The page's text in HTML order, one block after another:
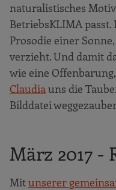
naturalistisches
BetriebsKLIMA
Prosodie einer
verzieht. Und damit
wie eine
Claudiauns die
Bilddatei
März 2017 -
Mitunserer